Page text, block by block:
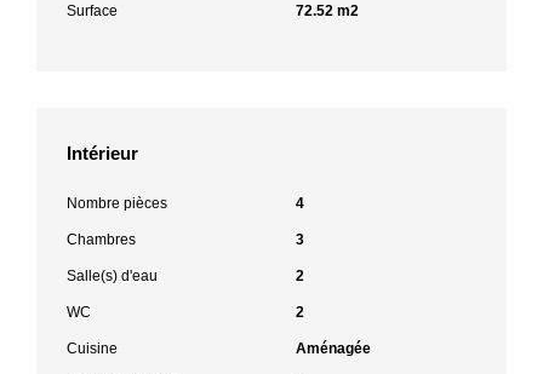
Surface 72.52 m2
Intérieur
Nombre pièces 4
Chambres 3
Salle(s) d'eau 2
WC 2
Cuisine Aménagée